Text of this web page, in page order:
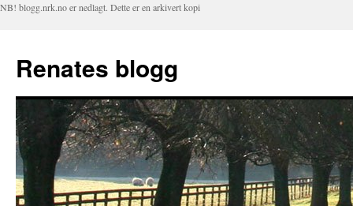
NB! blogg.nrk.no er nedlagt. Dette er en arkivert kopi
Renates blogg